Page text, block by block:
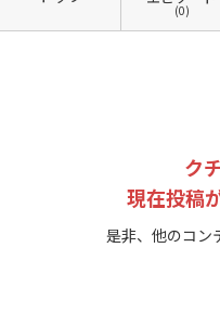
(0)
ク
現在投稿
是非、他のコン